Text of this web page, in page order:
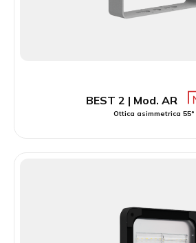
BEST 2 | Mod. AR
Ottica asimmetrica 55°